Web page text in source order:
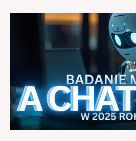
2025
roku
–